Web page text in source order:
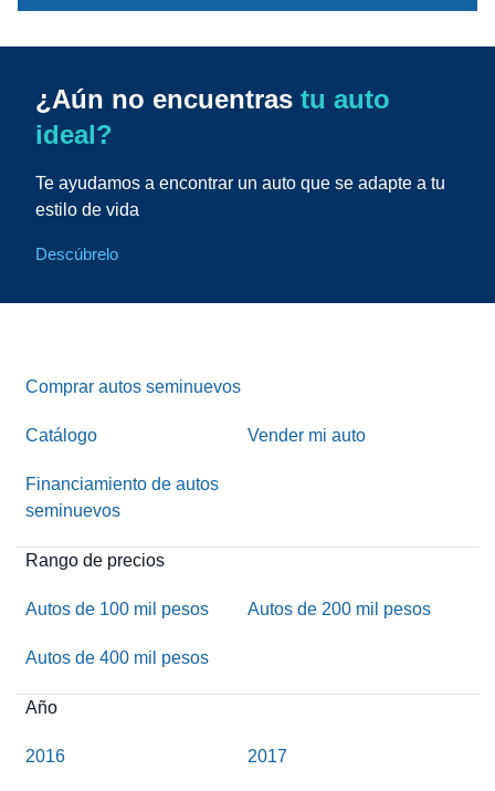
¿Aún no encuentras tu auto
ideal?
Te ayudamos a encontrar un auto que se adapte a tu
estilo de vida
Descúbrelo
Comprar autos seminuevos
Catálogo Vender mi auto
Financiamiento de autos
seminuevos
Rango de precios
Autos de 100 mil pesos Autos de 200 mil pesos
Autos de 400 mil pesos
Año
2016 2017